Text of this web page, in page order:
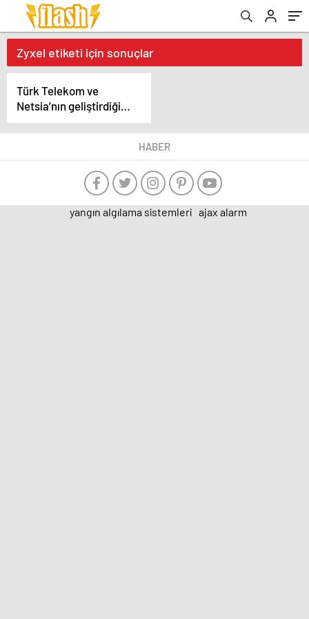
Zyxel etiketi için sonuçlar
Türk Telekom ve
Netsia’nın geliştirdiği
SEBA mimarisi Zyzel
ile dünyaya açılıyor
HABER
yangın algılama sistemleri ajax alarm